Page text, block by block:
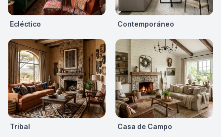
Ecléctico Contemporáneo
Tribal Casa de Campo